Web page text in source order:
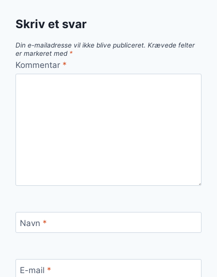
Skriv et svar
Din e-mailadresse vil ikke blive publiceret. Krævede felter
er markeret med *
Kommentar *
Navn *
E-mail *